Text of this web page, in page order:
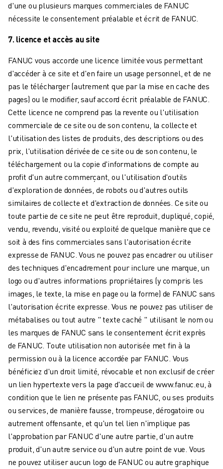
FORMATION ET ÉDUCATION
FANUC ACADEMY
SOLUTIONS POUR L'ÉDUCATION
WORLDSKILLS ET JEUNES TALENTS
ÉVÉNEMENTS ÉDUCATIFS
ACTUALITÉS ET MÉDIAS
ACTUALITÉS ET MÉDIAS
EVÉNEMENTS
ÉVÉNEMENTS ÉDUCATIFS
A PROPOS DE FANUC
A PROPOS DE FANUC
FANUC EN EUROPE
NOS SITES
DÉVELOPPEMENT DURABLE
CARRIÈRE
FAÇONNEZ VOTRE AVENIR AVEC FANUC
REJOIGNEZ-NOUS
CONTACT
LOCALISATION DES SITES
IMPRESSION
d'une ou plusieurs marques commerciales de FANUC
nécessite le consentement préalable et écrit de FANUC.
7. licence et accès au site
FANUC vous accorde une licence limitée vous permettant
d'accéder à ce site et d'en faire un usage personnel, et de ne
pas le télécharger (autrement que par la mise en cache des
pages) ou le modifier, sauf accord écrit préalable de FANUC.
Cette licence ne comprend pas la revente ou l'utilisation
commerciale de ce site ou de son contenu, la collecte et
l'utilisation des listes de produits, des descriptions ou des
prix, l'utilisation dérivée de ce site ou de son contenu, le
téléchargement ou la copie d'informations de compte au
profit d'un autre commerçant, ou l'utilisation d'outils
d'exploration de données, de robots ou d'autres outils
similaires de collecte et d'extraction de données. Ce site ou
toute partie de ce site ne peut être reproduit, dupliqué, copié,
vendu, revendu, visité ou exploité de quelque manière que ce
soit à des fins commerciales sans l'autorisation écrite
expresse de FANUC. Vous ne pouvez pas encadrer ou utiliser
des techniques d'encadrement pour inclure une marque, un
logo ou d'autres informations propriétaires (y compris les
images, le texte, la mise en page ou la forme) de FANUC sans
l'autorisation écrite expresse. Vous ne pouvez pas utiliser de
métabalises ou tout autre " texte caché " utilisant le nom ou
les marques de FANUC sans le consentement écrit exprès
de FANUC. Toute utilisation non autorisée met fin à la
permission ou à la licence accordée par FANUC. Vous
bénéficiez d'un droit limité, révocable et non exclusif de créer
un lien hypertexte vers la page d'accueil de www.fanuc.eu, à
condition que le lien ne présente pas FANUC, ou ses produits
ou services, de manière fausse, trompeuse, dérogatoire ou
autrement offensante, et qu'un tel lien n'implique pas
l'approbation par FANUC d'une autre partie, d'un autre
produit, d'un autre service ou d'un autre point de vue. Vous
ne pouvez utiliser aucun logo de FANUC ou autre graphique